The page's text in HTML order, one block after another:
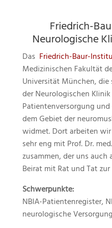
Friedrich-
Neurologische
Das Friedrich-Baur-
Medizinischen Fakultät
Universität München,
der Neurologischen
Patientenversorgung
dem Gebiet der
widmet. Dort arbeiten
sehr eng mit Prof. Dr.
zusammen, der uns
Beirat mit Rat und Tat
Schwerpunkte:
NBIA-Patientenregister,
neurologische Versorgung